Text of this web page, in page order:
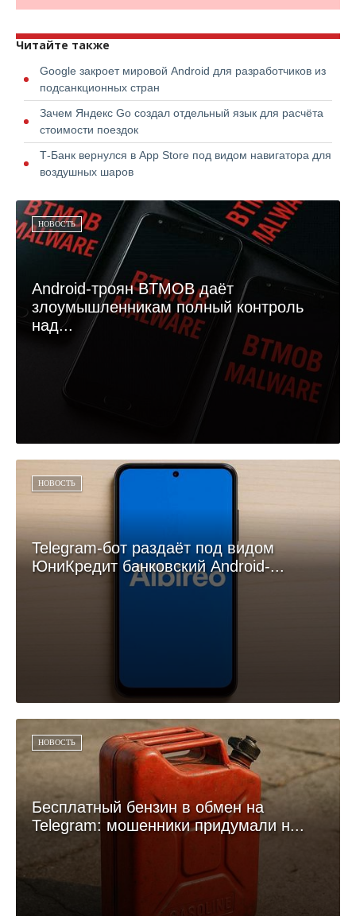
Читайте также
Google закроет мировой Android для разработчиков из
подсанкционных стран
Зачем Яндекс Go создал отдельный язык для расчёта
стоимости поездок
Т-Банк вернулся в App Store под видом навигатора для
воздушных шаров
НОВОСТЬ
Android-троян BTMOB даёт
злоумышленникам полный контроль
над...
НОВОСТЬ
Telegram-бот раздаёт под видом
ЮниКредит банковский Android-...
НОВОСТЬ
Бесплатный бензин в обмен на
Telegram: мошенники придумали н...